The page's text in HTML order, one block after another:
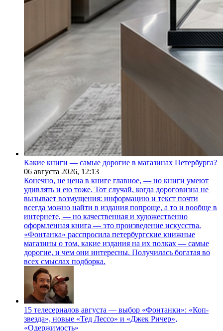
Какие книги — самые дорогие в магазинах Петербурга?
06 августа 2026, 12:13
Конечно, не цена в книге главное, — но книги умеют
удивлять и ею тоже. Тот случай, когда дороговизна не
вызывает возмущения: информацию и текст почти
всегда можно найти в издания попроще, а то и вообще в
интернете, — но качественная и художественно
оформленная книга — это произведение искусства.
«Фонтанка» расспросила петербургские книжные
магазины о том, какие издания на их полках — самые
дорогие, и чем они интересны. Получилась богатая во
всех смыслах подборка.
15 телесериалов августа — выбор «Фонтанки»: «Коп-
звезда», новые «Тед Лессо» и «Джек Ричер»,
«Одержимость»